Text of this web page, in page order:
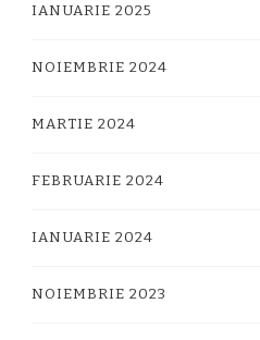
IANUARIE 2025
NOIEMBRIE 2024
MARTIE 2024
FEBRUARIE 2024
IANUARIE 2024
NOIEMBRIE 2023